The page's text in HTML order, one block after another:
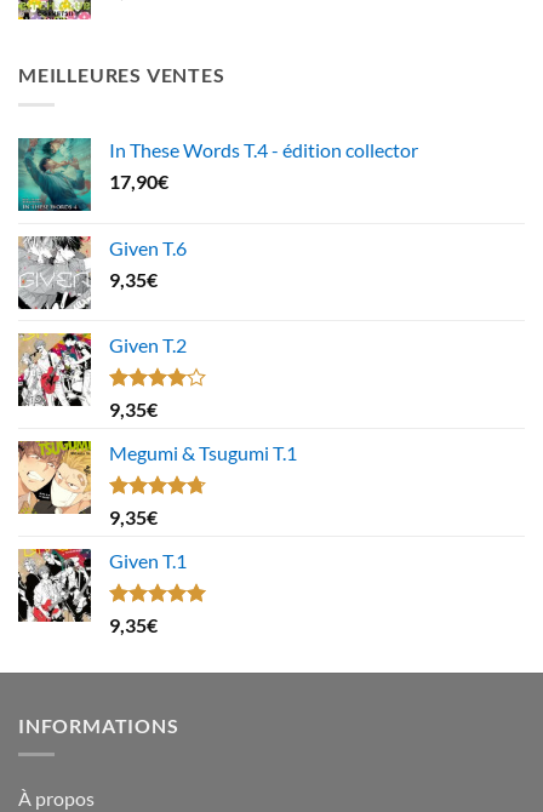
MEILLEURES VENTES
In These Words T.4 - édition collector
17,90€
Given T.6
9,35€
Given T.2
Note
4.00
5
9,35€
Megumi & Tsugumi T.1
Note4.67
sur 5
9,35€
Given T.1
Note5.00
sur 5
9,35€
INFORMATIONS
À propos